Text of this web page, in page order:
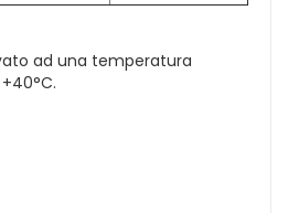
ad una temperatura